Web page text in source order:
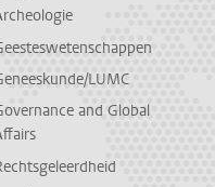
LUMC
and Global